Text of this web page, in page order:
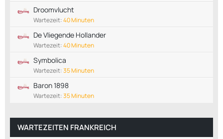
Droomvlucht
Wartezeit:40 Minuten
De Vliegende Hollander
Wartezeit:40 Minuten
Symbolica
Wartezeit:35 Minuten
Baron 1898
Wartezeit:35 Minuten
WARTEZEITEN FRANKREICH